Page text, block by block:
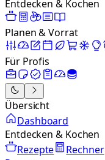
Entdecken & Kochen
Planen & Vorrat
Für Profis
Übersicht
Dashboard
Entdecken & Kochen
Rezepte
Rechner